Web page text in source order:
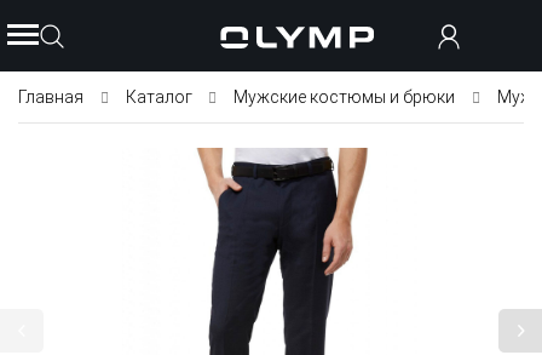
Главная Каталог Мужские костюмы и брюки